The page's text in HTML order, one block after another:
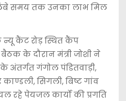
लंबे समय तक उनका लाभ मिल
कैंट रोड़ स्थित कैंप
के दौरान मंत्री जोशी ने
अंतर्गत गंगोल पंडितवाड़ी,
सिगली, बिष्ट गांव
रहे पेयजल कार्यो की प्रगति